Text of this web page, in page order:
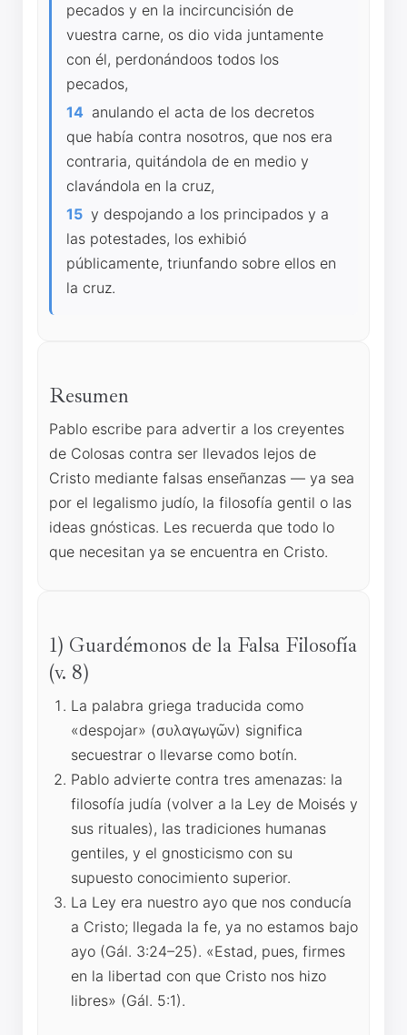
pecados y en la incircuncisión de
vuestra carne, os dio vida juntamente
con él, perdonándoos todos los
pecados,
14 anulando el acta de los decretos
que había contra nosotros, que nos era
contraria, quitándola de en medio y
clavándola en la cruz,
15 y despojando a los principados y a
las potestades, los exhibió
públicamente, triunfando sobre ellos en
la cruz.
Resumen
Pablo escribe para advertir a los creyentes
de Colosas contra ser llevados lejos de
Cristo mediante falsas enseñanzas — ya sea
por el legalismo judío, la filosofía gentil o las
ideas gnósticas. Les recuerda que todo lo
que necesitan ya se encuentra en Cristo.
1) Guardémonos de la Falsa Filosofía
(v. 8)
La palabra griega traducida como
«despojar» (συλαγωγῶν) significa
secuestrar o llevarse como botín.
Pablo advierte contra tres amenazas: la
filosofía judía (volver a la Ley de Moisés y
sus rituales), las tradiciones humanas
gentiles, y el gnosticismo con su
supuesto conocimiento superior.
La Ley era nuestro ayo que nos conducía
a Cristo; llegada la fe, ya no estamos bajo
ayo (Gál. 3:24–25). «Estad, pues, firmes
en la libertad con que Cristo nos hizo
libres» (Gál. 5:1).